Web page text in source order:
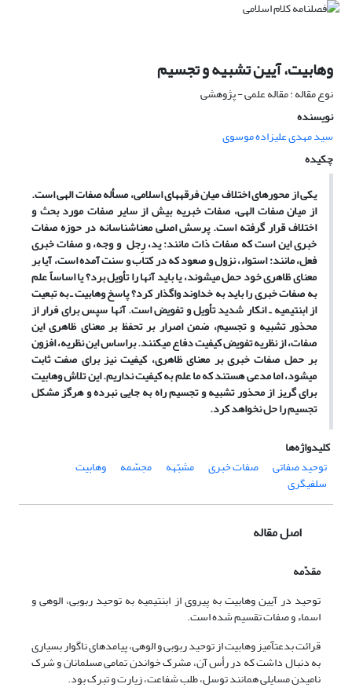
وهابیت، آیین تشبیه و تجسیم
نوع مقاله : مقاله علمی - پژوهشی
نویسنده
سید مهدی علیزاده موسوی
چکیده
یکی از محورهای اختلاف میان فرقه‏های اسلامی، مسأله صفات الهی است.
از میان صفات الهی، صفات خبریه بیش از سایر صفات مورد بحث و
اختلاف قرار گرفته است. پرسش اصلی معناشناسانه در حوزه صفات
خبری این است که صفات ذات مانند: ید، رِجل و وجه، و صفات خبری
فعل، مانند: استواء، نزول و صعود که در کتاب و سنت آمده است، آیا بر
معنای ظاهری خود حمل می‏شوند، یا باید آنها را تأویل برد؟ یا اساساً علم
به صفات خبری را باید به خداوند واگذار کرد؟ پاسخ وهابیت ـ به تبعیت
از ابن‏تیمیه ـ انکار شدید تأویل و تفویض است. آنها سپس برای فرار از
محذور تشبیه و تجسیم، ضمن اصرار بر تحفظ بر معنای ظاهری این
صفات، از نظریه تفویض کیفیت دفاع می‏کنند. براساس این نظریه، افزون
بر حمل صفات خبری بر معنای ظاهری، کیفیت نیز برای صفت ثابت
می‏شود، اما مدعی هستند که ما علم به کیفیت نداریم. این تلاش وهابیت
برای گریز از محذور تشبیه و تجسیم راه به جایی نبرده و هرگز مشکل
تجسیم را حل نخواهد کرد.
کلیدواژه‌ها
توحید صفاتی
صفات خبری مشبّهه مجسّمه وهابیت
سلفی‏گری
اصل مقاله
مقدّمه
توحید در آیین وهابیت به پیروی از ابن‏تیمیه به توحید ربوبی، الوهی و
اسماء و صفات تقسیم شده است.
قرائت بدعت‏آمیز وهابیت از توحید ربوبی و الوهی، پیامدهای ناگوار بسیاری
به دنبال داشت که در رأس آن، مشرک خواندن تمامی مسلمانان و شرک
نامیدن مسایلی همانند توسل، طلب شفاعت، زیارت و تبرک بود.